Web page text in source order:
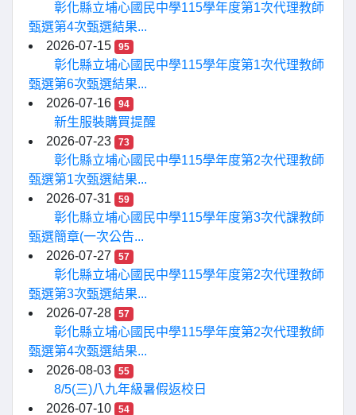
彰化縣立埔心國民中學115學年度第1次代理教師
甄選第4次甄選結果...
2026-07-15
95
彰化縣立埔心國民中學115學年度第1次代理教師
甄選第6次甄選結果...
2026-07-16
94
新生服裝購買提醒
2026-07-23
73
彰化縣立埔心國民中學115學年度第2次代理教師
甄選第1次甄選結果...
2026-07-31
59
彰化縣立埔心國民中學115學年度第3次代課教師
甄選簡章(一次公告...
2026-07-27
57
彰化縣立埔心國民中學115學年度第2次代理教師
甄選第3次甄選結果...
2026-07-28
57
彰化縣立埔心國民中學115學年度第2次代理教師
甄選第4次甄選結果...
2026-08-03
55
8/5(三)八九年級暑假返校日
2026-07-10
54